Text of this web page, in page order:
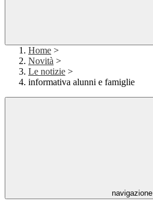
Home >
Novità >
Le notizie >
informativa alunni e famiglie
navigazione